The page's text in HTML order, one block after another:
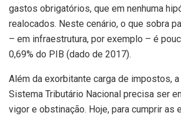
gastos obrigatórios, que em nenhuma
realocados. Neste cenário, o que sobra
– em infraestrutura, por exemplo – é
0,69% do PIB (dado de 2017).
Além da exorbitante carga de impostos,
Sistema Tributário Nacional precisa ser
vigor e obstinação. Hoje, para cumprir as